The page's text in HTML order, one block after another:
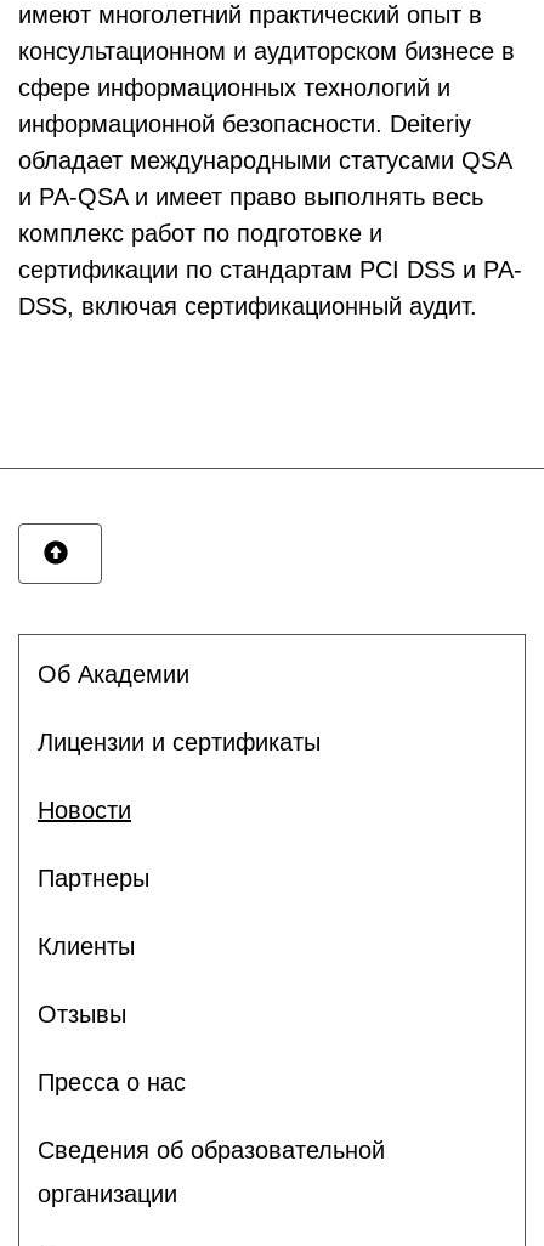
имеют многолетний практический опыт в
консультационном и аудиторском бизнесе в
сфере информационных технологий и
информационной безопасности. Deiteriy
обладает международными статусами QSA
и PA-QSA и имеет право выполнять весь
комплекс работ по подготовке и
сертификации по стандартам PCI DSS и PA-
DSS, включая сертификационный аудит.
Об Академии
Лицензии и сертификаты
Новости
Партнеры
Клиенты
Отзывы
Пресса о нас
Сведения об образовательной
организации